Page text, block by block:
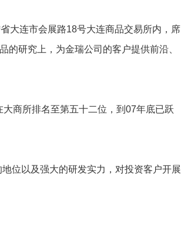
大连市会展路18号大连商品交易所内，席
研究上，为金瑞公司的客户提供前沿、
商所排名至第五十二位，到07年底已跃
位以及强大的研发实力，对投资客户开展